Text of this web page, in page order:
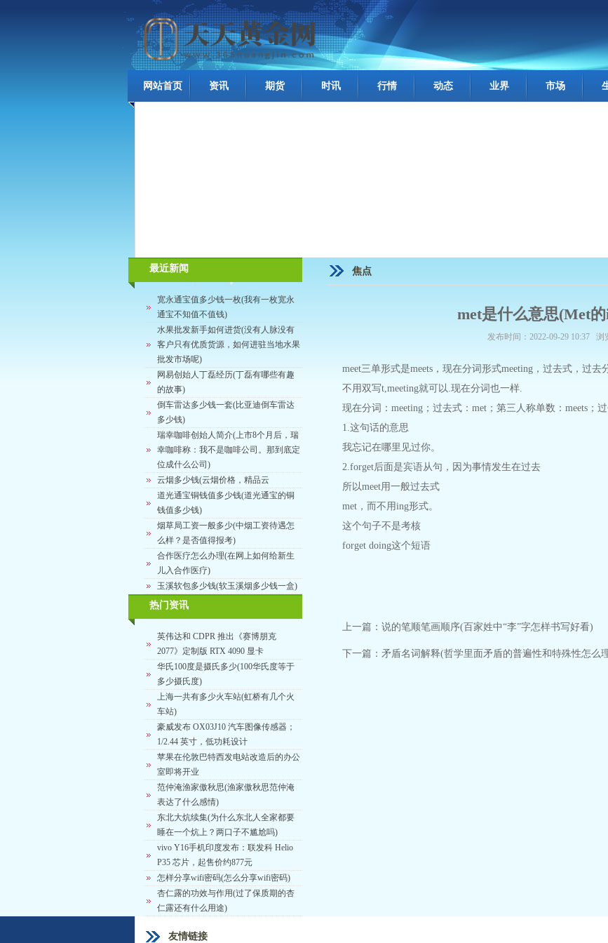
网站首页 资讯 期货 时讯 行情 动态 业界 市场
最近新闻
宽永通宝值多少钱一枚(我有一枚宽永
通宝不知值不值钱)
水果批发新手如何进货(没有人脉没有
客户只有优质货源，如何进驻当地水果
批发市场呢)
网易创始人丁磊经历(丁磊有哪些有趣
的故事)
倒车雷达多少钱一套(比亚迪倒车雷达
多少钱)
瑞幸咖啡创始人简介(上市8个月后，瑞
幸咖啡称：我不是咖啡公司。那到底定
位成什么公司)
云烟多少钱(云烟价格，精品云
道光通宝铜钱值多少钱(道光通宝的铜
钱值多少钱)
烟草局工资一般多少(中烟工资待遇怎
么样？是否值得报考)
合作医疗怎么办理(在网上如何给新生
儿入合作医疗)
玉溪软包多少钱(软玉溪烟多少钱一盒)
热门资讯
英伟达和 CDPR 推出《赛博朋克
2077》定制版 RTX 4090 显卡
华氏100度是摄氏多少(100华氏度等于
多少摄氏度)
上海一共有多少火车站(虹桥有几个火
车站)
豪威发布 OX03J10 汽车图像传感器；
1/2.44 英寸，低功耗设计
苹果在伦敦巴特西发电站改造后的办公
室即将开业
范仲淹渔家傲秋思(渔家傲秋思范仲淹
表达了什么感情)
东北大炕续集(为什么东北人全家都要
睡在一个炕上？两口子不尴尬吗)
vivo Y16手机印度发布：联发科 Helio
P35 芯片，起售价约877元
怎样分享wifi密码(怎么分享wifi密码)
杏仁露的功效与作用(过了保质期的杏
仁露还有什么用途)
焦点
met是什么意思(Met
发布时间：2022-09-29 10:37 浏
meet三单形式是meets，现在分词形式meeting，过去式，过去
不用双写t,meeting就可以.现在分词也一样.
现在分词：meeting；过去式：met；第三人称单数：meets；
1.这句话的意思
我忘记在哪里见过你。
2.forget后面是宾语从句，因为事情发生在过去
所以meet用一般过去式
met，而不用ing形式。
这个句子不是考核
forget doing这个短语
上一篇： 说的笔顺笔画顺序(百家姓中“李”字怎样书写好看)
下一篇： 矛盾名词解释(哲学里面矛盾的普遍性和特殊性怎么
友情链接